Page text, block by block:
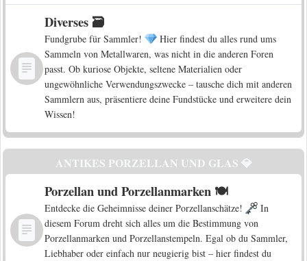
Diverses 🗃️
Fundgrube für Sammler!
Hier findest du alles rund ums
Sammeln von Metallwaren, was nicht in die anderen Foren
passt. Ob kuriose Objekte, seltene Materialien oder
ungewöhnliche Verwendungszwecke – tausche dich mit anderen
Sammlern aus, präsentiere deine Fundstücke und erweitere dein
Wissen!
ANTIKES PORZELLAN UND GLAS 💎
Porzellan und Porzellanmarken 🍽️
Entdecke die Geheimnisse deiner Porzellanschätze!
In
diesem Forum dreht sich alles um die Bestimmung von
Porzellanmarken und Porzellanstempeln. Egal ob du Sammler,
Liebhaber oder einfach nur neugierig bist – hier findest du